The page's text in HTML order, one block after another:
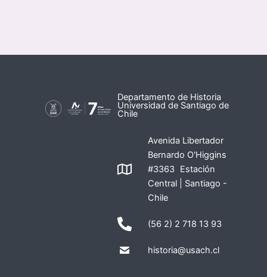
Departamento de Historia
Universidad de Santiago de
Chile
Avenida Libertador
Bernardo O'Higgins
#3363 Estación
Central | Santiago -
Chile
(56 2) 2 718 13 93
historia@usach.cl